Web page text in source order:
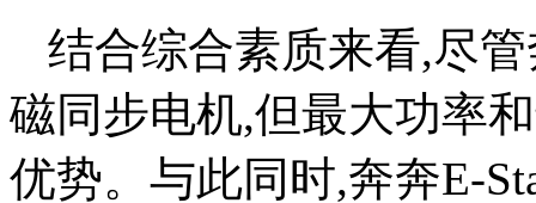
结合综合素质来看,尽
磁同步电机,但最大功率
优势。与此同时,奔奔E-